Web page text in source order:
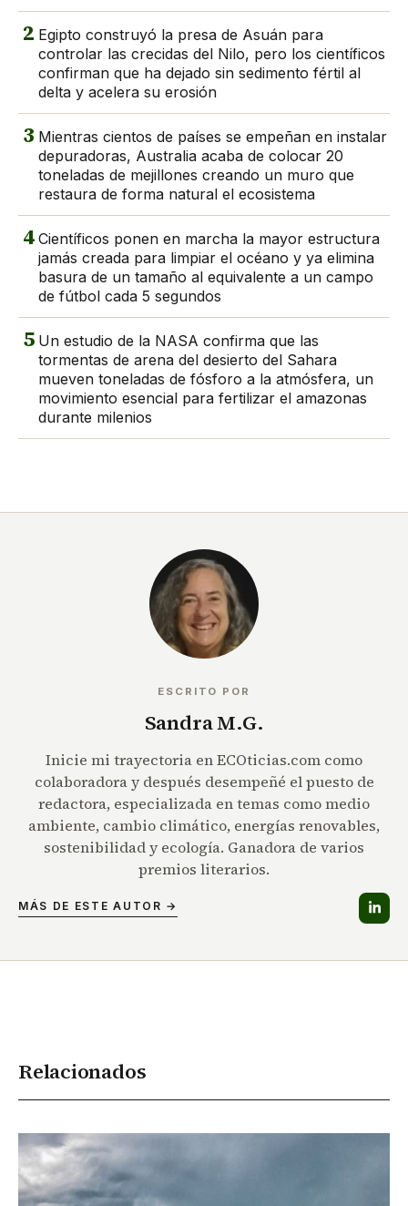
2 Egipto construyó la presa de Asuán para
controlar las crecidas del Nilo, pero los científicos
confirman que ha dejado sin sedimento fértil al
delta y acelera su erosión
3 Mientras cientos de países se empeñan en instalar
depuradoras, Australia acaba de colocar 20
toneladas de mejillones creando un muro que
restaura de forma natural el ecosistema
4 Científicos ponen en marcha la mayor estructura
jamás creada para limpiar el océano y ya elimina
basura de un tamaño al equivalente a un campo
de fútbol cada 5 segundos
5 Un estudio de la NASA confirma que las
tormentas de arena del desierto del Sahara
mueven toneladas de fósforo a la atmósfera, un
movimiento esencial para fertilizar el amazonas
durante milenios
ESCRITO POR
Sandra M.G.
Inicie mi trayectoria en ECOticias.com como
colaboradora y después desempeñé el puesto de
redactora, especializada en temas como medio
ambiente, cambio climático, energías renovables,
sostenibilidad y ecología. Ganadora de varios
premios literarios.
MÁS DE ESTE AUTOR →
Relacionados